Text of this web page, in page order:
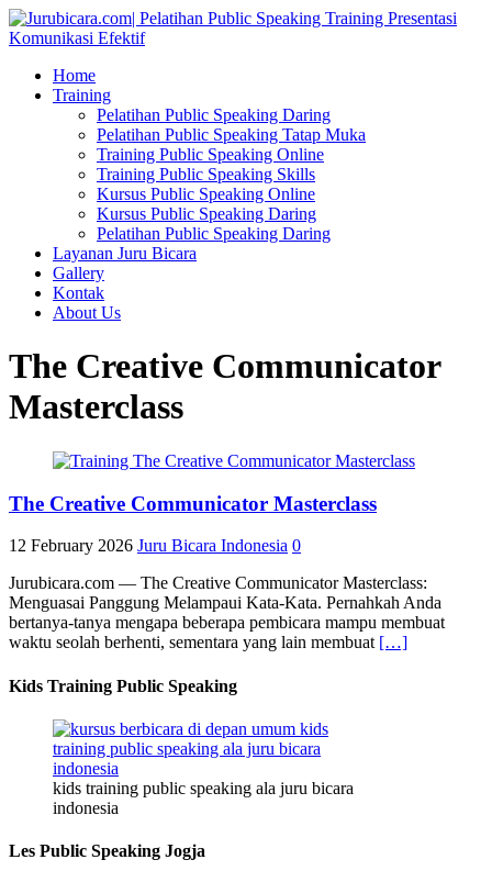
Home
Training
Pelatihan Public Speaking Daring
Pelatihan Public Speaking Tatap Muka
Training Public Speaking Online
Training Public Speaking Skills
Kursus Public Speaking Online
Kursus Public Speaking Daring
Pelatihan Public Speaking Daring
Layanan Juru Bicara
Gallery
Kontak
About Us
The Creative Communicator
Masterclass
The Creative Communicator Masterclass
12 February 2026 Juru Bicara Indonesia 0
Jurubicara.com — The Creative Communicator Masterclass:
Menguasai Panggung Melampaui Kata-Kata. Pernahkah Anda
bertanya-tanya mengapa beberapa pembicara mampu membuat
waktu seolah berhenti, sementara yang lain membuat […]
Kids Training Public Speaking
kids training public speaking ala juru bicara
indonesia
Les Public Speaking Jogja